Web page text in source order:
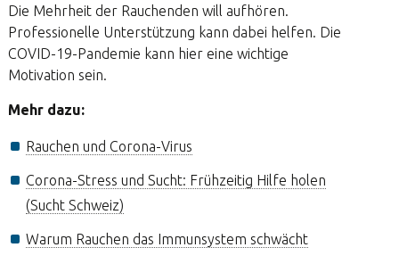
Die Mehrheit der Rauchenden will aufhören.
Professionelle Unterstützung kann dabei helfen. Die
COVID-19-Pandemie kann hier eine wichtige
Motivation sein.
Mehr dazu:
Rauchen und Corona-Virus
Corona-Stress und Sucht: Frühzeitig Hilfe holen
(Sucht Schweiz)
Warum Rauchen das Immunsystem schwächt